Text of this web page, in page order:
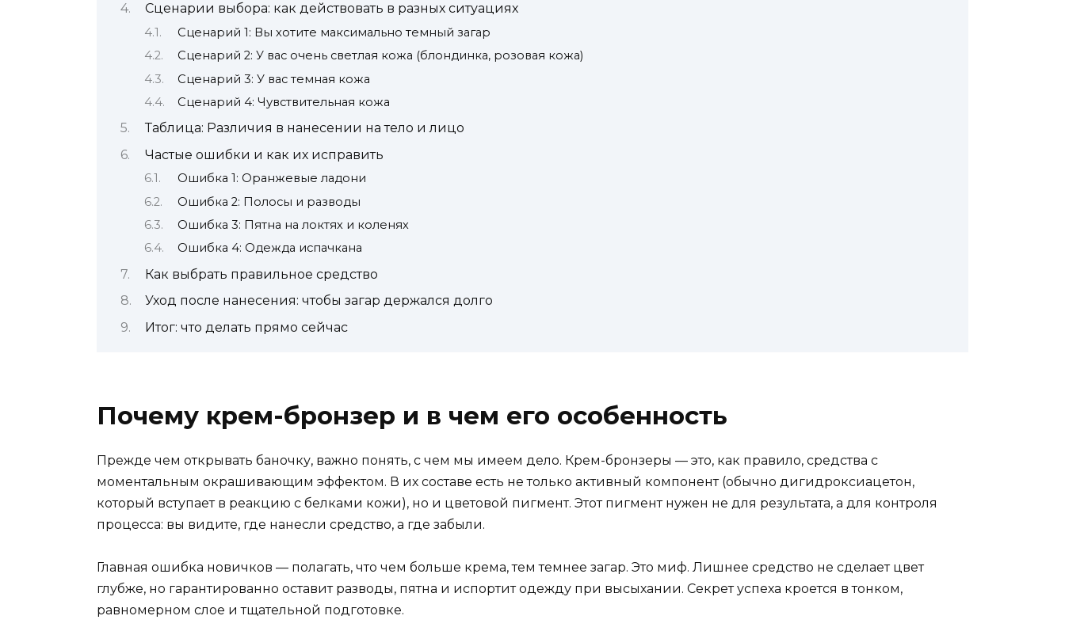
Сценарии выбора: как действовать в разных ситуациях
Сценарий 1: Вы хотите максимально темный загар
Сценарий 2: У вас очень светлая кожа (блондинка, розовая кожа)
Сценарий 3: У вас темная кожа
Сценарий 4: Чувствительная кожа
Таблица: Различия в нанесении на тело и лицо
Частые ошибки и как их исправить
Ошибка 1: Оранжевые ладони
Ошибка 2: Полосы и разводы
Ошибка 3: Пятна на локтях и коленях
Ошибка 4: Одежда испачкана
Как выбрать правильное средство
Уход после нанесения: чтобы загар держался долго
Итог: что делать прямо сейчас
Почему крем-бронзер и в чем его особенность
Прежде чем открывать баночку, важно понять, с чем мы имеем дело. Крем-бронзеры — это, как правило, средства с
моментальным окрашивающим эффектом. В их составе есть не только активный компонент (обычно дигидроксиацетон,
который вступает в реакцию с белками кожи), но и цветовой пигмент. Этот пигмент нужен не для результата, а для контроля
процесса: вы видите, где нанесли средство, а где забыли.
Главная ошибка новичков — полагать, что чем больше крема, тем темнее загар. Это миф. Лишнее средство не сделает цвет
глубже, но гарантированно оставит разводы, пятна и испортит одежду при высыхании. Секрет успеха кроется в тонком,
равномерном слое и тщательной подготовке.